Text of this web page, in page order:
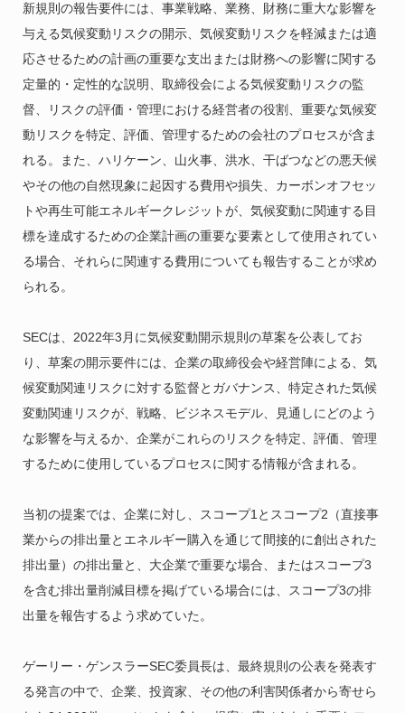
新規則の報告要件には、事業戦略、業務、財務に重大な影響を
与える気候変動リスクの開示、気候変動リスクを軽減または適
応させるための計画の重要な支出または財務への影響に関する
定量的・定性的な説明、取締役会による気候変動リスクの監
督、リスクの評価・管理における経営者の役割、重要な気候変
動リスクを特定、評価、管理するための会社のプロセスが含ま
れる。また、ハリケーン、山火事、洪水、干ばつなどの悪天候
やその他の自然現象に起因する費用や損失、カーボンオフセッ
トや再生可能エネルギークレジットが、気候変動に関連する目
標を達成するための企業計画の重要な要素として使用されてい
る場合、それらに関連する費用についても報告することが求め
られる。
SECは、2022年3月に気候変動開示規則の草案を公表してお
り、草案の開示要件には、企業の取締役会や経営陣による、気
候変動関連リスクに対する監督とガバナンス、特定された気候
変動関連リスクが、戦略、ビジネスモデル、見通しにどのよう
な影響を与えるか、企業がこれらのリスクを特定、評価、管理
するために使用しているプロセスに関する情報が含まれる。
当初の提案では、企業に対し、スコープ1とスコープ2（直接事
業からの排出量とエネルギー購入を通じて間接的に創出された
排出量）の排出量と、大企業で重要な場合、またはスコープ3
を含む排出量削減目標を掲げている場合には、スコープ3の排
出量を報告するよう求めていた。
ゲーリー・ゲンスラーSEC委員長は、最終規則の公表を発表す
る発言の中で、企業、投資家、その他の利害関係者から寄せら